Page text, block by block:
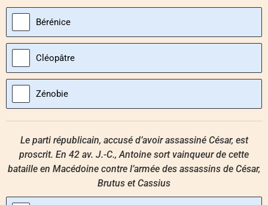
Bérénice
Cléopâtre
Zénobie
Le parti républicain, accusé d’avoir assassiné César, est
proscrit. En 42 av. J.-C., Antoine sort vainqueur de cette
bataille en Macédoine contre l’armée des assassins de César,
Brutus et Cassius